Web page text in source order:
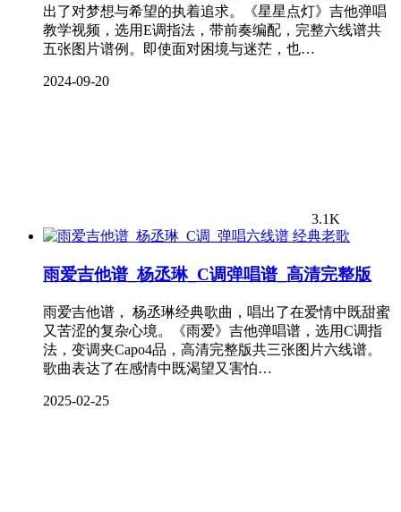
出了对梦想与希望的执着追求。《星星点灯》吉他弹唱
教学视频，选用E调指法，带前奏编配，完整六线谱共
五张图片谱例。即使面对困境与迷茫，也…
2024-09-20
3.1K
经典老歌
雨爱吉他谱_杨丞琳_C调弹唱谱_高清完整版
雨爱吉他谱， 杨丞琳经典歌曲，唱出了在爱情中既甜蜜
又苦涩的复杂心境。《雨爱》吉他弹唱谱，选用C调指
法，变调夹Capo4品，高清完整版共三张图片六线谱。
歌曲表达了在感情中既渴望又害怕…
2025-02-25